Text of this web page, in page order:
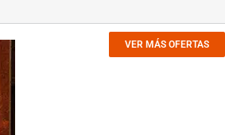
VER MÁS OFERTAS